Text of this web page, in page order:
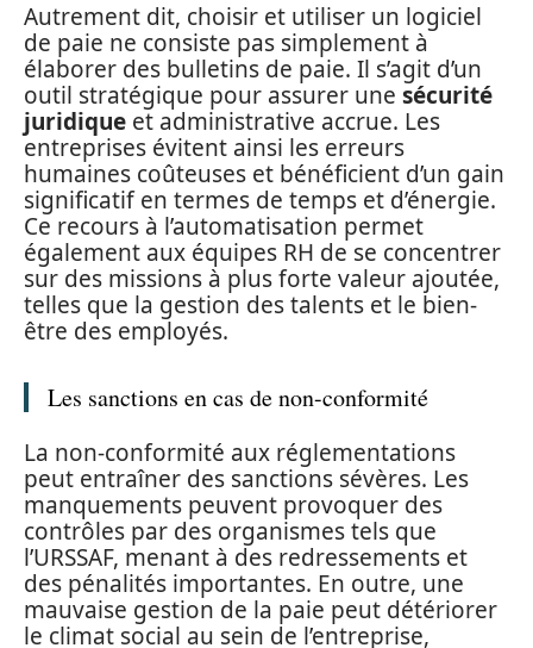
Autrement dit, choisir et utiliser un logiciel
de paie ne consiste pas simplement à
élaborer des bulletins de paie. Il s’agit d’un
outil stratégique pour assurer une sécurité
juridique et administrative accrue. Les
entreprises évitent ainsi les erreurs
humaines coûteuses et bénéficient d’un gain
significatif en termes de temps et d’énergie.
Ce recours à l’automatisation permet
également aux équipes RH de se concentrer
sur des missions à plus forte valeur ajoutée,
telles que la gestion des talents et le bien-
être des employés.
Les sanctions en cas de non-conformité
La non-conformité aux réglementations
peut entraîner des sanctions sévères. Les
manquements peuvent provoquer des
contrôles par des organismes tels que
l’URSSAF, menant à des redressements et
des pénalités importantes. En outre, une
mauvaise gestion de la paie peut détériorer
le climat social au sein de l’entreprise,